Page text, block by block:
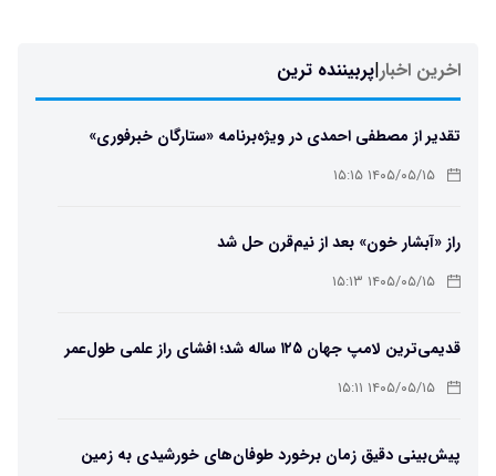
اخرین اخبار|پربیننده ترین
تقدیر از مصطفی احمدی در ویژه‌برنامه «ستارگان خبرفوری»
۱۴۰۵/۰۵/۱۵ ۱۵:۱۵
راز «آبشار خون» بعد از نیم‌قرن حل شد
۱۴۰۵/۰۵/۱۵ ۱۵:۱۳
قدیمی‌ترین لامپ جهان ۱۲۵ ساله شد؛ افشای راز علمی طول‌عمر
لامپ سنتنیال
۱۴۰۵/۰۵/۱۵ ۱۵:۱۱
پیش‌بینی دقیق زمان برخورد طوفان‌های خورشیدی به زمین